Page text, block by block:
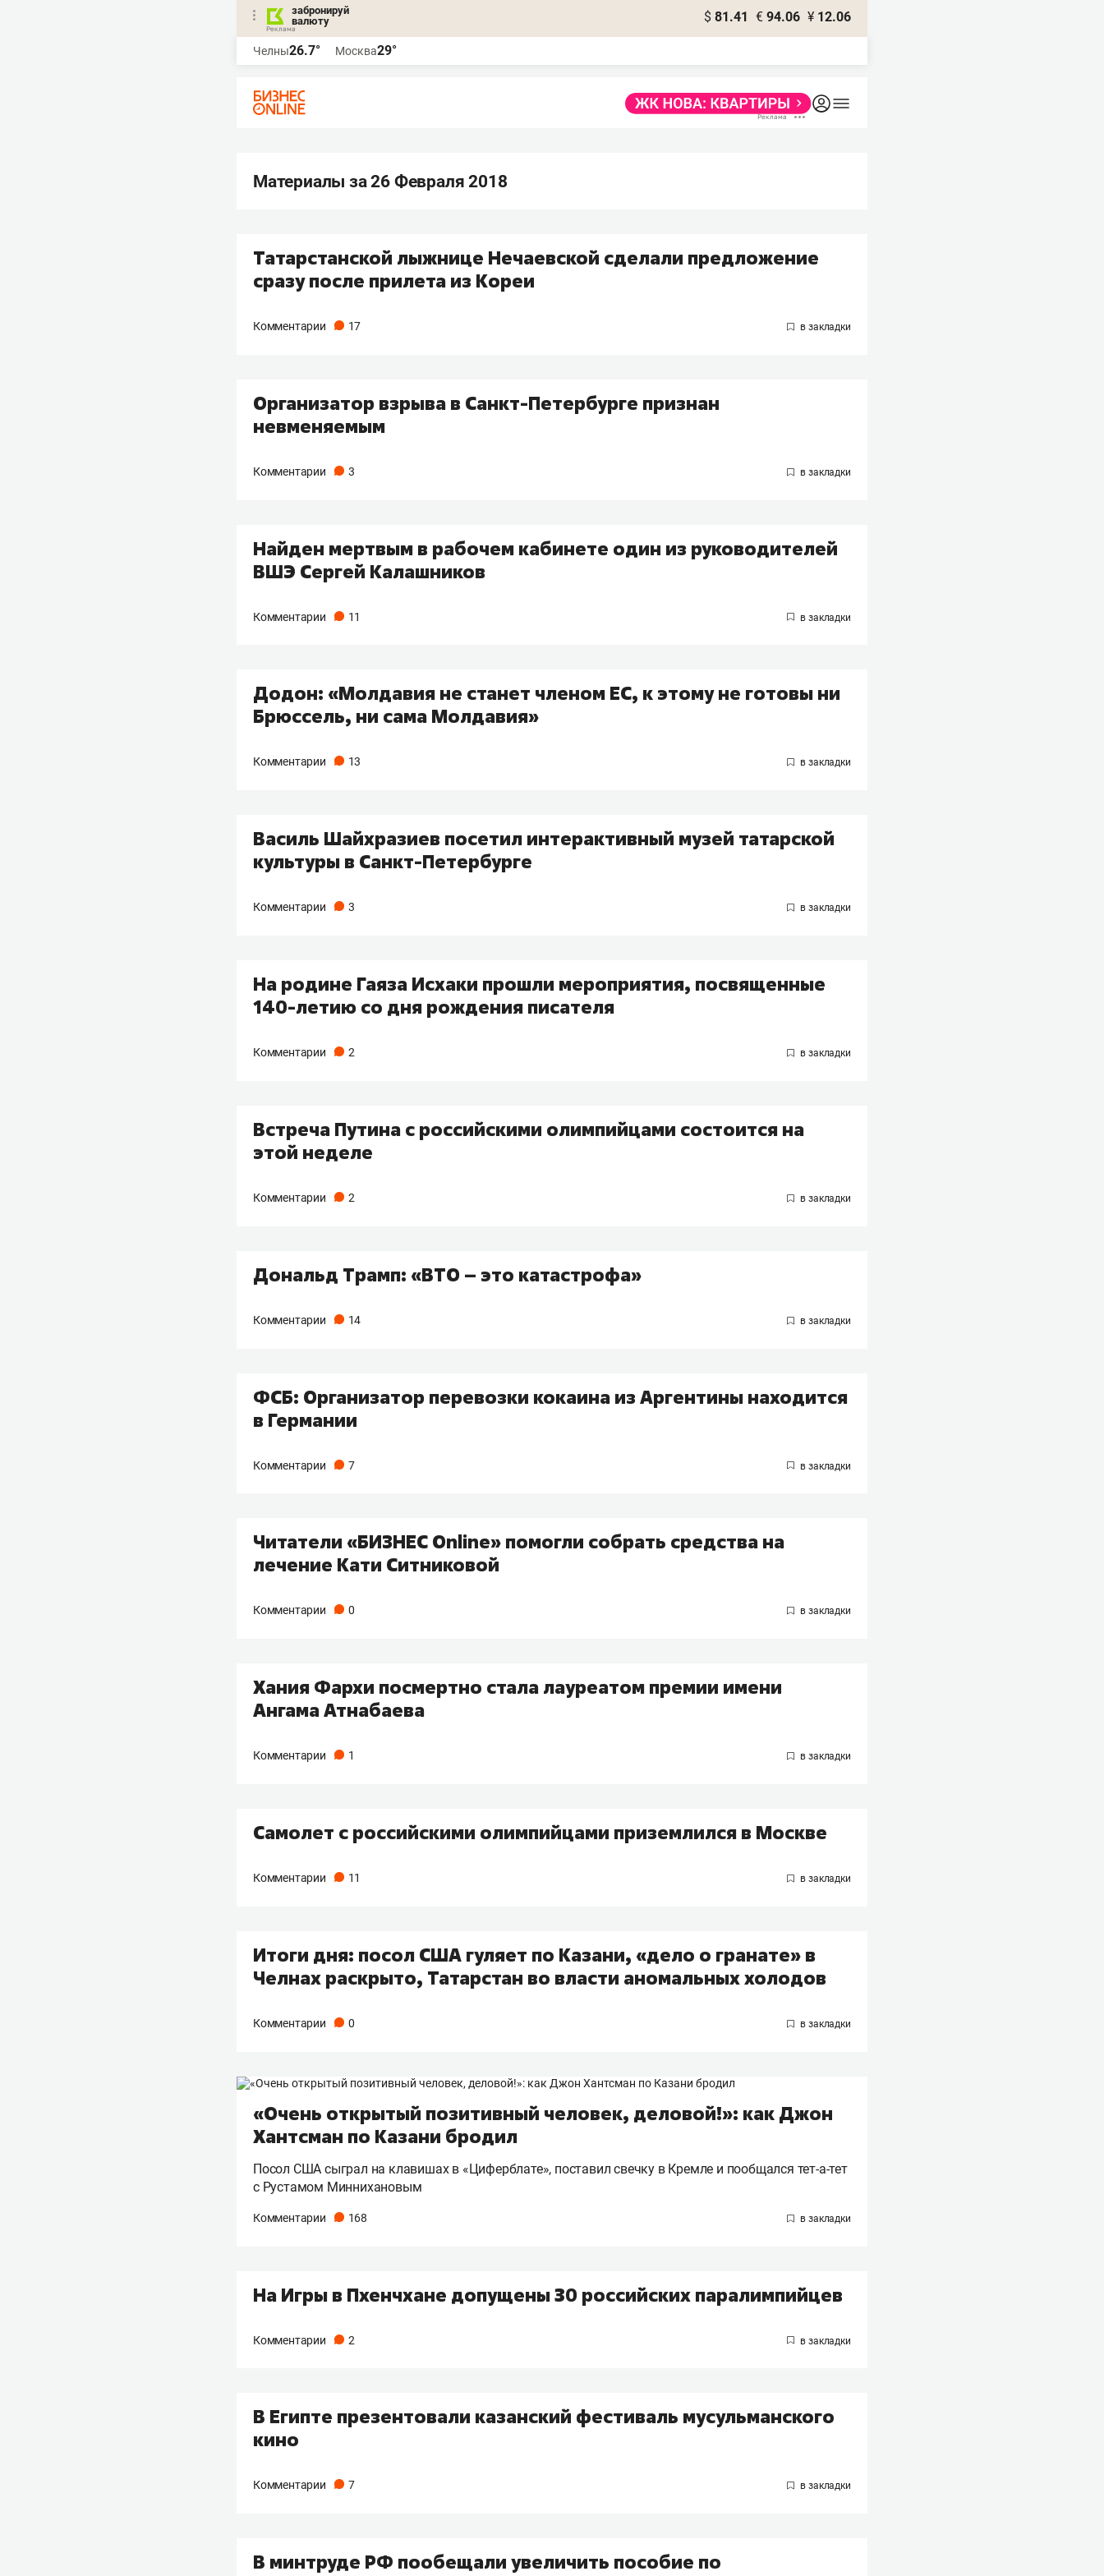
забронируй
валюту
$ 81.41 € 94.06 ¥ 12.06
Челны26.7° Москва29°
Материалы за 26 Февраля 2018
Татарстанской лыжнице Нечаевской сделали предложение
сразу после прилета из Кореи
Комментарии 17
Организатор взрыва в Санкт-Петербурге признан
невменяемым
Комментарии 3
Найден мертвым в рабочем кабинете один из руководителей
ВШЭ Сергей Калашников
Комментарии 11
Додон: «Молдавия не станет членом ЕС, к этому не готовы ни
Брюссель, ни сама Молдавия»
Комментарии 13
Василь Шайхразиев посетил интерактивный музей татарской
культуры в Санкт-Петербурге
Комментарии 3
На родине Гаяза Исхаки прошли мероприятия, посвященные
140-летию со дня рождения писателя
Комментарии 2
Встреча Путина с российскими олимпийцами состоится на
этой неделе
Комментарии 2
Дональд Трамп: «ВТО – это катастрофа»
Комментарии 14
ФСБ: Организатор перевозки кокаина из Аргентины находится
в Германии
Комментарии 7
Читатели «БИЗНЕС Online» помогли собрать средства на
лечение Кати Ситниковой
Комментарии 0
Хания Фархи посмертно стала лауреатом премии имени
Ангама Атнабаева
Комментарии 1
Самолет с российскими олимпийцами приземлился в Москве
Комментарии 11
Итоги дня: посол США гуляет по Казани, «дело о гранате» в
Челнах раскрыто, Татарстан во власти аномальных холодов
Комментарии 0
«Очень открытый позитивный человек, деловой!»: как Джон
Хантсман по Казани бродил
Посол США сыграл на клавишах в «Циферблате», поставил свечку в Кремле и пообщался тет-а-тет
с Рустамом Миннихановым
Комментарии 168
На Игры в Пхенчхане допущены 30 российских паралимпийцев
Комментарии 2
В Египте презентовали казанский фестиваль мусульманского
кино
Комментарии 7
В минтруде РФ пообещали увеличить пособие по